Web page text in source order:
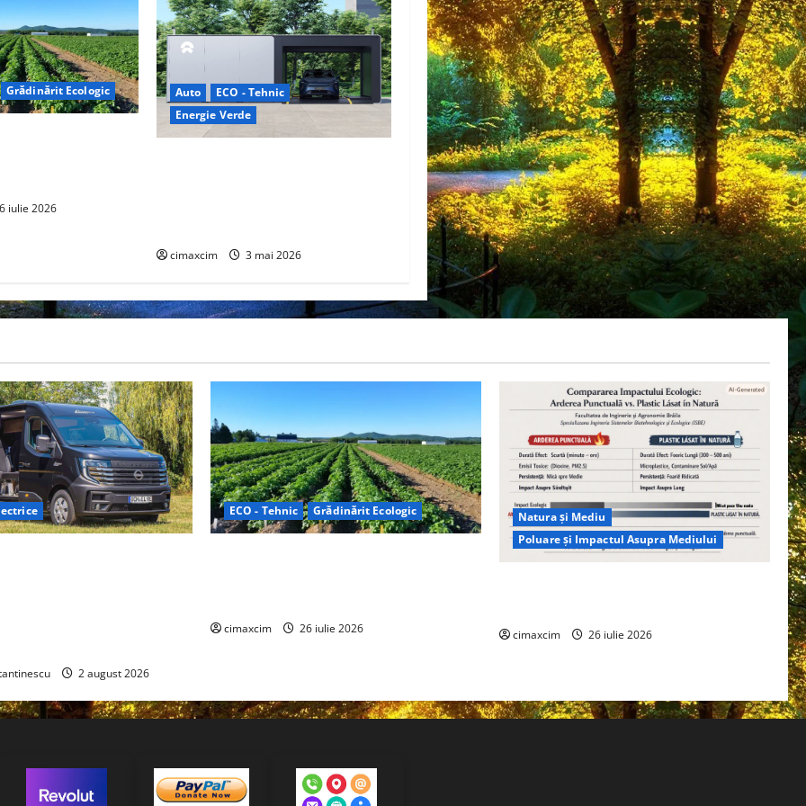
Grădinărit Ecologic
iulie 2026
Auto
ECO - Tehnic
Energie Verde
cimaxcim 3 mai 2026
2 august 2026
ECO - Tehnic Grădinărit Ecologic
cimaxcim 26 iulie 2026
Natura și Mediu
Poluare și Impactul Asupra Mediului
cimaxcim 26 iulie 2026